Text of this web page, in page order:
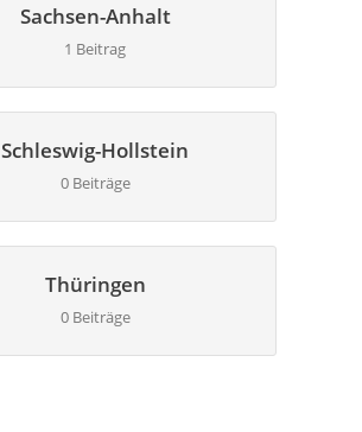
Sachsen-Anhalt
1 Beitrag
Schleswig-Hollstein
0 Beiträge
Thüringen
0 Beiträge